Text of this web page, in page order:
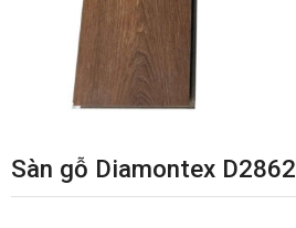
Sàn gỗ Diamontex D2862